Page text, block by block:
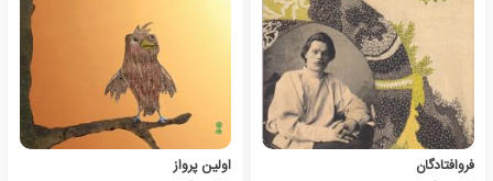
فروافتادگان اولین پرواز